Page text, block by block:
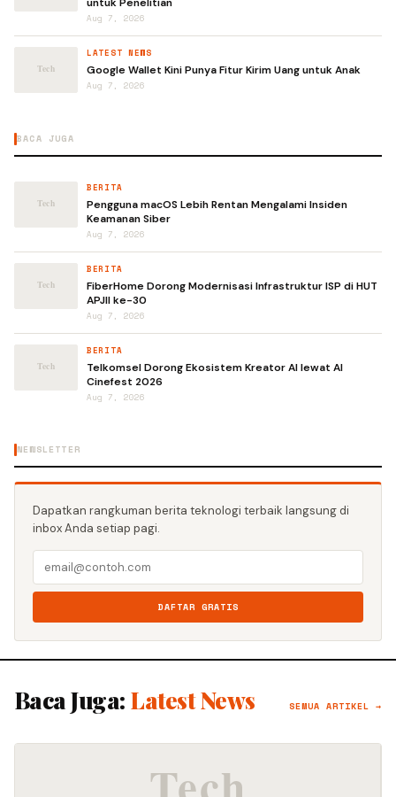
Aug 7, 2026
LATEST NEWS
Google Wallet Kini Punya Fitur Kirim Uang untuk Anak
Aug 7, 2026
BACA JUGA
BERITA
Pengguna macOS Lebih Rentan Mengalami Insiden
Keamanan Siber
Aug 7, 2026
BERITA
FiberHome Dorong Modernisasi Infrastruktur ISP di HUT
APJII ke-30
Aug 7, 2026
BERITA
Telkomsel Dorong Ekosistem Kreator AI lewat AI
Cinefest 2026
Aug 7, 2026
NEWSLETTER
Dapatkan rangkuman berita teknologi terbaik langsung di
inbox Anda setiap pagi.
DAFTAR GRATIS
Baca Juga: Latest News SEMUA ARTIKEL →